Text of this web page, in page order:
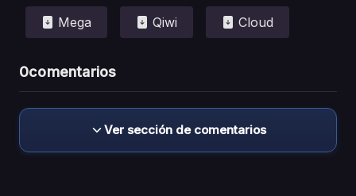
Mega Qiwi Cloud
0comentarios
Ver sección de comentarios